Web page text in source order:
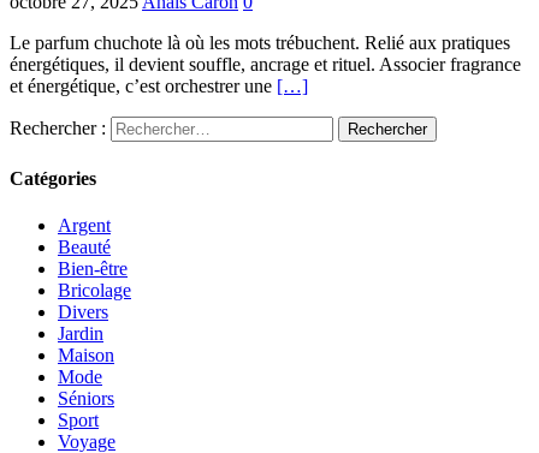
Le parfum chuchote là où les mots trébuchent. Relié aux pratiques
énergétiques, il devient souffle, ancrage et rituel. Associer fragrance
et énergétique, c’est orchestrer une […]
Rechercher :
Catégories
Argent
Beauté
Bien-être
Bricolage
Divers
Jardin
Maison
Mode
Séniors
Sport
Voyage